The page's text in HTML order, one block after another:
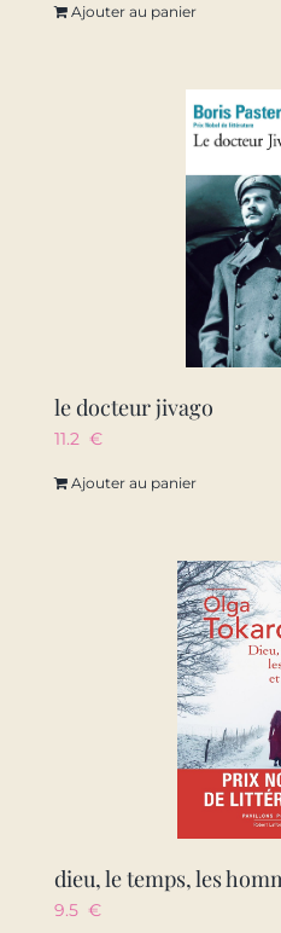
Ajouter au panier
le docteur jivago
11.2 €
Ajouter au panier
dieu, le temps, les
9.5 €